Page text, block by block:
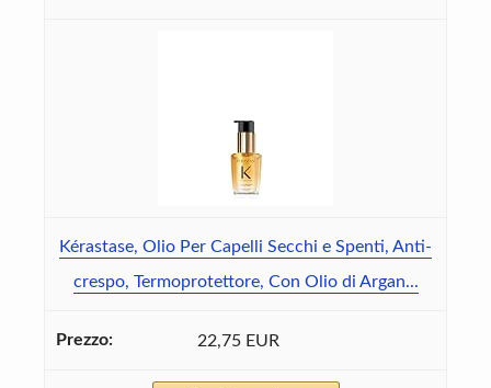
Kérastase, Olio Per Capelli Secchi e Spenti, Anti-
crespo, Termoprotettore, Con Olio di Argan...
22,75 EUR